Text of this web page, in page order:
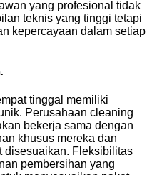
yang profesional tidak
teknis yang tinggi tetapi
kepercayaan dalam setiap
tinggal memiliki
Perusahaan cleaning
bekerja sama dengan
khusus mereka dan
disesuaikan. Fleksibilitas
pembersihan yang